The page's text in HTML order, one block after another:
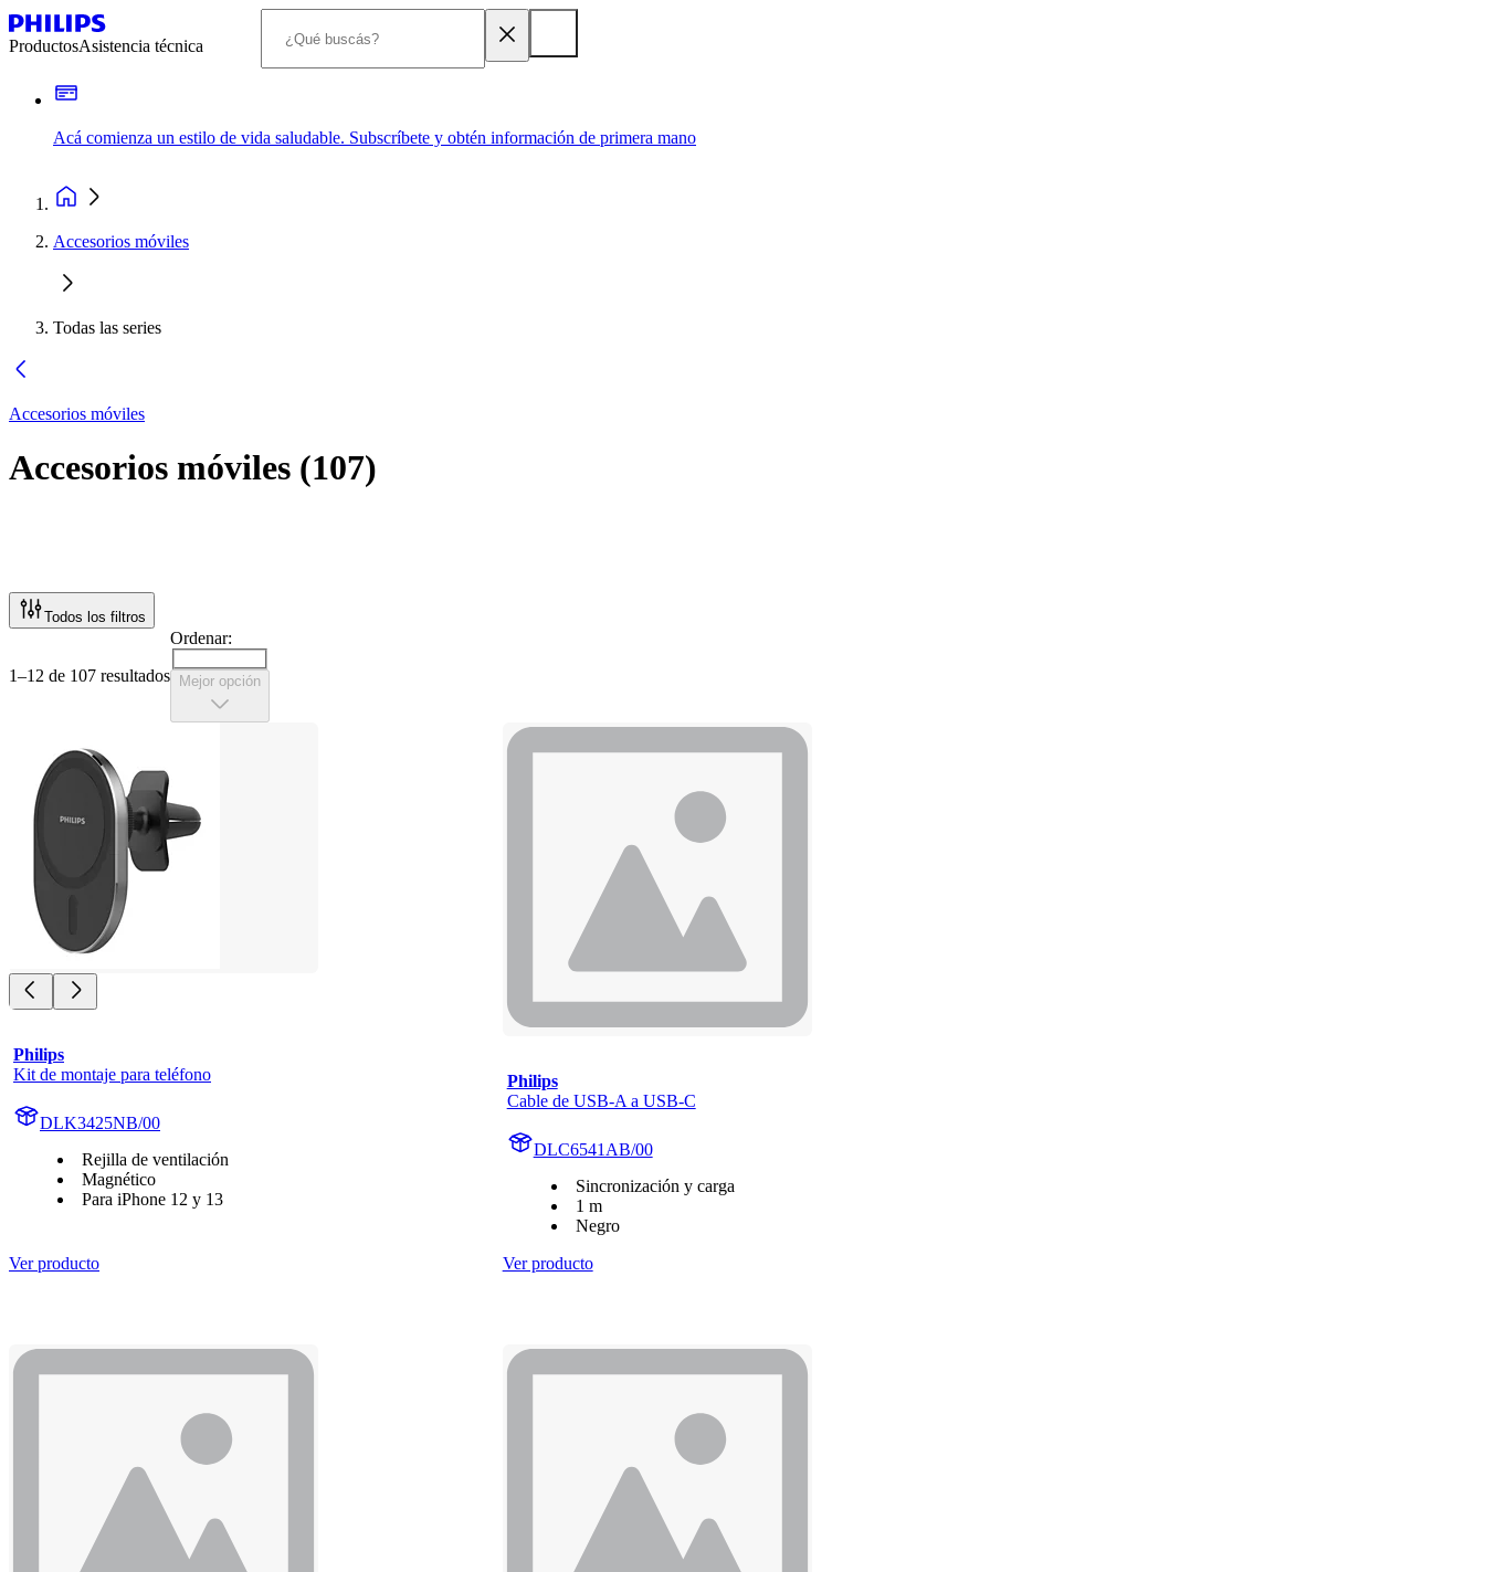
ProductosAsistencia técnica
Acá comienza un estilo de vida saludable. Subscríbete y obtén información de primera mano
Accesorios móviles
Todas las series
Accesorios móviles
Accesorios móviles (107)
Todos los filtros
1–12 de 107 resultados
Ordenar:
Mejor opción
Philips
Kit de montaje para teléfono
DLK3425NB/00
Rejilla de ventilación
Magnético
Para iPhone 12 y 13
Ver producto
Philips
Cable de USB-A a USB-C
DLC6541AB/00
Sincronización y carga
1 m
Negro
Ver producto